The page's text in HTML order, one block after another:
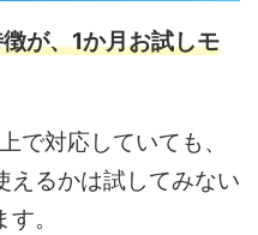
が、1か月お試しモ
で対応していても、
えるかは試してみない
。